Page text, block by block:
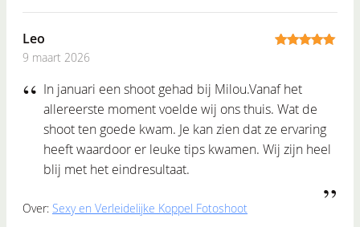
Leo
9 maart 2026
In januari een shoot gehad bij Milou.Vanaf het
allereerste moment voelde wij ons thuis. Wat de
shoot ten goede kwam. Je kan zien dat ze ervaring
heeft waardoor er leuke tips kwamen. Wij zijn heel
blij met het eindresultaat.
Over: Sexy en Verleidelijke Koppel Fotoshoot